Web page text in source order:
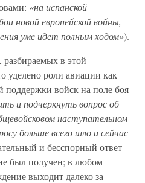
«на испанской
новой европейской войны,
уме идет полным ходом»).
в этой
уделено роли авиации как
поддержки войск на поле боя
и подчеркнуть вопрос об
наступательном
больше всего шло и сейчас
и бесспорный ответ
был получен; в любом
выходит далеко за